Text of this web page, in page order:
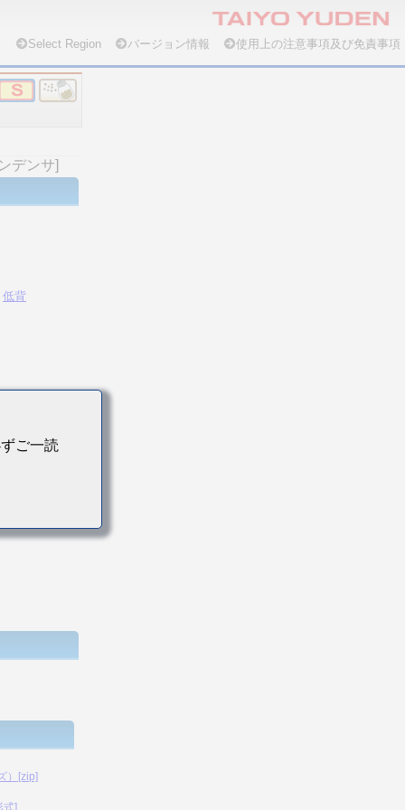
Select Region バージョン情報 使用上の注意事項及び免責事項
デンサ]
低背
）[zip]
式]
ご一読